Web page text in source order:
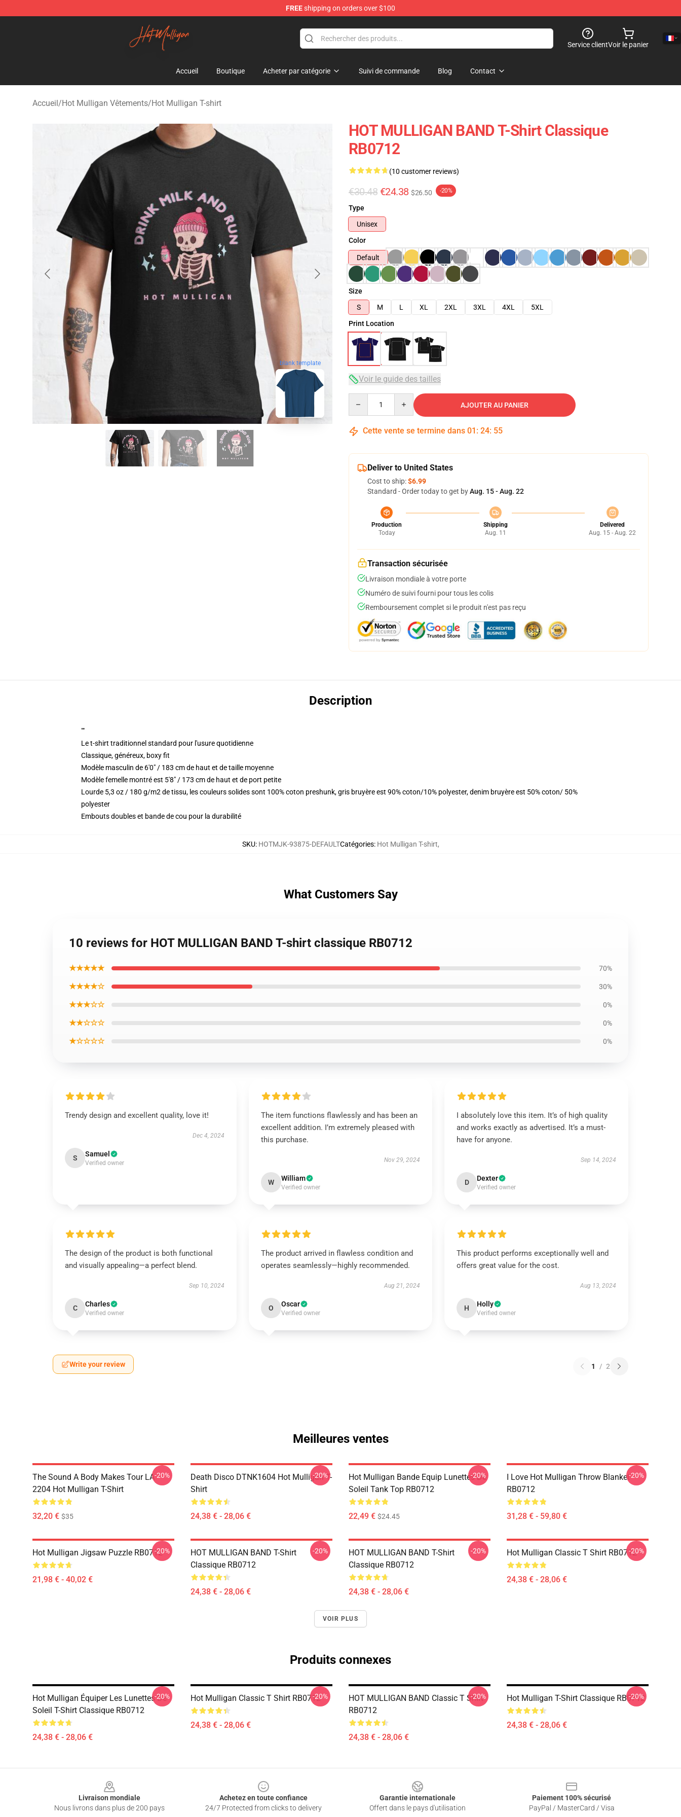
FREEshipping on orders over $100
Hot Mulligan Shop - Official Hot Mulligan Merchandise Store
Service clientVoir le panier
Accueil Boutique Acheter par catégorie Suivi de commande Blog Contact
Accueil/Hot Mulligan Vêtements/Hot Mulligan T-shirt
blank template
HOT MULLIGAN BAND T-Shirt Classique
RB0712
(10 customer reviews)
€30.48 €24.38 $26.50 -20%
Type
Unisex
Color
Default
Size
S
M L XL 2XL 3XL 4XL
5XL
Print Location
Voir le guide des tailles
AJOUTER AU PANIER
Cette vente se termine dans 01 : 24: 54
Deliver to United States
Cost to ship:$6.99
Standard - Order today to get byAug. 15 - Aug. 22
Production
Today
Shipping
Aug. 11
Delivered
Aug. 15 - Aug. 22
Transaction sécurisée
Livraison mondiale à votre porte
Numéro de suivi fourni pour tous les colis
Remboursement complet si le produit n'est pas reçu
Description
""
Le t-shirt traditionnel standard pour l'usure quotidienne
Classique, généreux, boxy fit
Modèle masculin de 6'0" / 183 cm de haut et de taille moyenne
Modèle femelle montré est 5'8" / 173 cm de haut et de port petite
Lourde 5,3 oz / 180 g/m2 de tissu, les couleurs solides sont 100% coton preshunk, gris bruyère est 90% coton/10% polyester, denim bruyère est 50% coton/ 50%
polyester
Embouts doubles et bande de cou pour la durabilité
SKU: HOTMJK-93875-DEFAULTCatégories: Hot Mulligan T-shirt,
What Customers Say
10 reviews for HOT MULLIGAN BAND T-shirt classique RB0712
★★★★★ 70%
★★★★☆ 30%
★★★☆☆ 0%
★★☆☆☆ 0%
★☆☆☆☆ 0%
Trendy design and excellent quality, love it!
Dec 4, 2024
S Samuel
Verified owner
The item functions flawlessly and has been an
excellent addition. I’m extremely pleased with
this purchase.
Nov 29, 2024
W William
Verified owner
I absolutely love this item. It’s of high quality
and works exactly as advertised. It’s a must-
have for anyone.
Sep 14, 2024
D Dexter
Verified owner
The design of the product is both functional
and visually appealing—a perfect blend.
Sep 10, 2024
C Charles
Verified owner
The product arrived in flawless condition and
operates seamlessly—highly recommended.
Aug 21, 2024
O Oscar
Verified owner
This product performs exceptionally well and
offers great value for the cost.
Aug 13, 2024
H Holly
Verified owner
Write your review 1 / 2
Meilleures ventes
The Sound A Body Makes Tour LA
2204 Hot Mulligan T-Shirt
32,20 € $35
-20%
Death Disco DTNK1604 Hot Mulligan T-
Shirt
24,38 € - 28,06 €
-20%
Hot Mulligan Bande Equip Lunettes De
Soleil Tank Top RB0712
22,49 € $24.45
-20%
I Love Hot Mulligan Throw Blanket
RB0712
31,28 € - 59,80 €
-20%
Hot Mulligan Jigsaw Puzzle RB0712
21,98 € - 40,02 €
-20%
HOT MULLIGAN BAND T-Shirt
Classique RB0712
24,38 € - 28,06 €
-20%
HOT MULLIGAN BAND T-Shirt
Classique RB0712
24,38 € - 28,06 €
-20% Hot Mulligan Classic T Shirt RB0712
24,38 € - 28,06 €
-20%
VOIR PLUS
Produits connexes
Hot Mulligan Équiper Les Lunettes De
Soleil T-Shirt Classique RB0712
24,38 € - 28,06 €
-20% Hot Mulligan Classic T Shirt RB0712
24,38 € - 28,06 €
-20%
HOT MULLIGAN BAND Classic T Shirt
RB0712
24,38 € - 28,06 €
-20% Hot Mulligan T-Shirt Classique RB0712
24,38 € - 28,06 €
-20%
Livraison mondiale
Nous livrons dans plus de 200 pays
Achetez en toute confiance
24/7 Protected from clicks to delivery
Garantie internationale
Offert dans le pays d'utilisation
Paiement 100% sécurisé
PayPal / MasterCard / Visa